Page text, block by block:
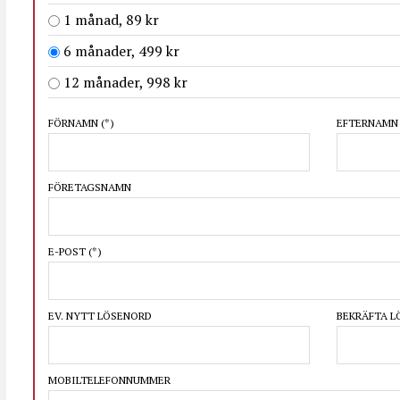
1 månad, 89 kr
6 månader, 499 kr
12 månader, 998 kr
FÖRNAMN (*) EFTERNAMN
FÖRETAGSNAMN
E-POST (*)
EV. NYTT LÖSENORD BEKRÄFTA
MOBILTELEFONNUMMER